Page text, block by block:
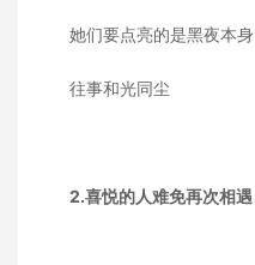
她们要点亮的是黑夜本身
往事和光同尘
2.喜悦的人难免再次相遇